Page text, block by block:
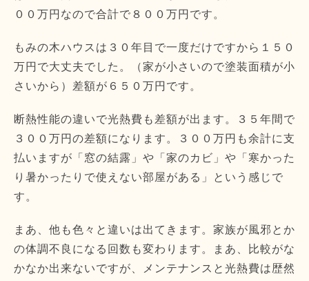
００万円なので合計で８００万円です。
もみの木ハウスは３０年目で一度だけですから１５０
万円で大丈夫でした。（家が小さいので塗装面積が小
さいから）差額が６５０万円です。
断熱性能の違いで光熱費も差額が出ます。３５年間で
３００万円の差額になります。３００万円も余計に支
払いますが「窓の結露」や「家のカビ」や「寒かった
り暑かったりで使えない部屋がある」という感じで
す。
まあ、他も色々と違いは出てきます。家族が風邪とか
の体調不良になる回数も変わります。まあ、比較がな
かなか出来ないですが、メンテナンスと光熱費は歴然